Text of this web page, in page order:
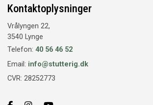
Kontaktoplysninger
Vrålyngen 22,
3540 Lynge
Telefon: 40 56 46 52
Email: info@stutterig.dk
CVR: 28252773